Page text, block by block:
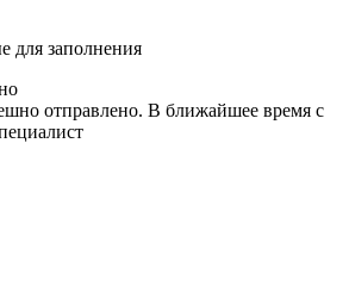
для заполнения
отправлено. В ближайшее время с